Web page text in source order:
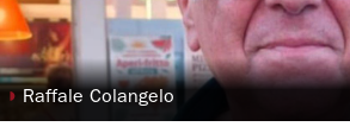
◗ Raffale Colangelo